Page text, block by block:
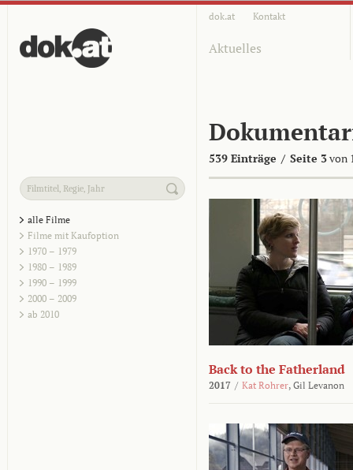
dok.at Kontakt
Aktuelles
539 Einträge / Seite 3von
alle Filme
Filme mit Kaufoption
1970 – 1979
1980 – 1989
1990 – 1999
2000 – 2009
ab 2010
Back to the Fatherland
2017 / Kat Rohrer, Gil Levanon